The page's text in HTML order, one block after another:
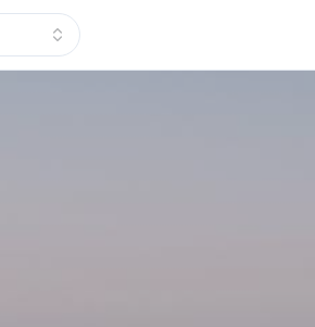
Nhấn để mở danh sách